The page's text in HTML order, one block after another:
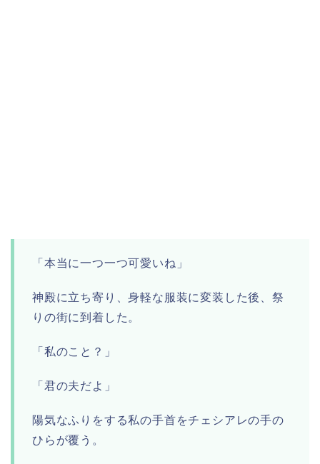
「本当に一つ一つ可愛いね」
神殿に立ち寄り、身軽な服装に変装した後、祭
りの街に到着した。
「私のこと？」
「君の夫だよ」
陽気なふりをする私の手首をチェシアレの手の
ひらが覆う。